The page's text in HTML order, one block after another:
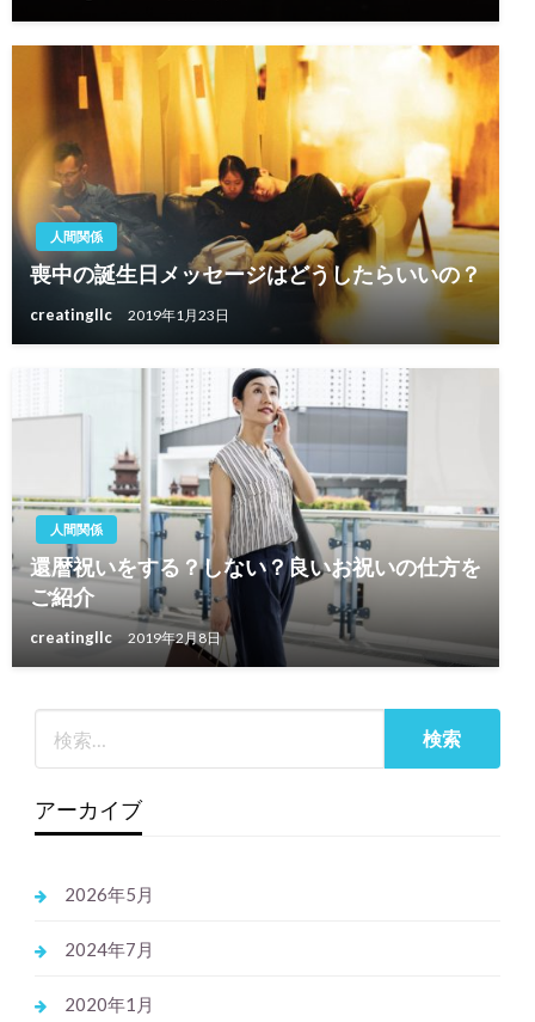
人間関係
喪中の誕生日メッセージはどうしたらいいの？
creatingllc 2019年1月23日
人間関係
還暦祝いをする？しない？良いお祝いの仕方を
ご紹介
creatingllc 2019年2月8日
アーカイブ
2026年5月
2024年7月
2020年1月